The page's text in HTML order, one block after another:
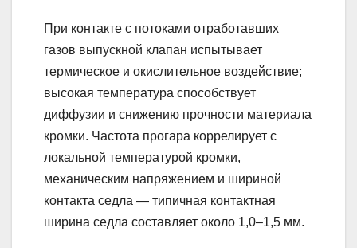
При контакте с потоками отработавших
газов выпускной клапан испытывает
термическое и окислительное воздействие;
высокая температура способствует
диффузии и снижению прочности материала
кромки. Частота прогара коррелирует с
локальной температурой кромки,
механическим напряжением и шириной
контакта седла — типичная контактная
ширина седла составляет около 1,0–1,5 мм.